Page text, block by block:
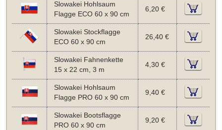
Slowakei Hohlsaum
Flagge ECO 60 x 90 cm
6,20 €
Slowakei Stockflagge
ECO 60 x 90 cm
26,40 €
Slowakei Fahnenkette
15 x 22 cm, 3 m
4,30 €
Slowakei Hohlsaum
Flagge PRO 60 x 90 cm
9,40 €
Slowakei Bootsflagge
PRO 60 x 90 cm
9,20 €